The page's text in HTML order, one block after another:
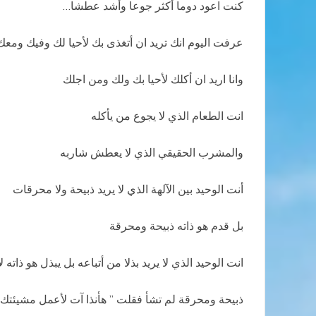
كنت اعود دوما أكثر جوعا وأشد عطشا…
عرفت اليوم انك تريد ان أتغذى بك لأحيا لك وفيك
وانا اريد ان أكلك لأحيا بك ولك ومن اجلك
انت الطعام الذي لا يجوع من يأكله
والمشرب الحقيقي الذي لا يعطش شاربه
أنت الوحيد بين الآلهة الذي لا يريد ذبيحة ولا محرقات
بل قدم هو ذاته ذبيحة ومحرقة
انت الوحيد الذي لا يريد بذلا من أتباعه بل يبذل هو ذاته
ذبيحة ومحرقة لم تشأ فقلت ” هأنذا آت لأعمل